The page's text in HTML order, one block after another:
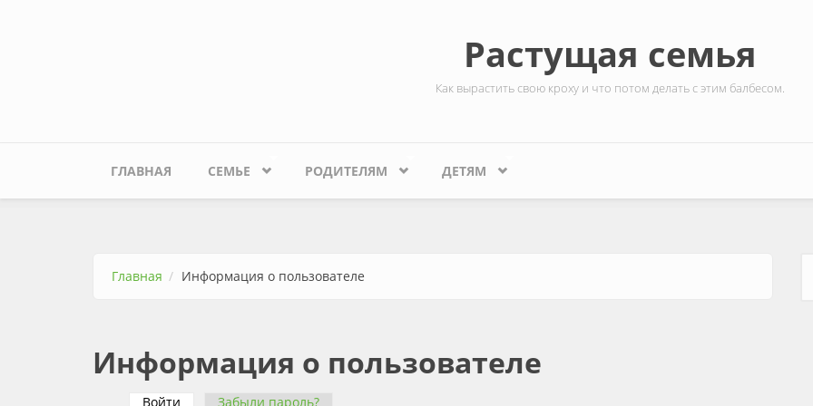
Растущая семья
Как вырастить свою кроху и что потом делать с этим балбесом.
ГЛАВНАЯ СЕМЬЕ РОДИТЕЛЯМ ДЕТЯМ
Главная Информация о пользователе
Информация о пользователе
Войти (активная вкладка)
Забыли пароль?